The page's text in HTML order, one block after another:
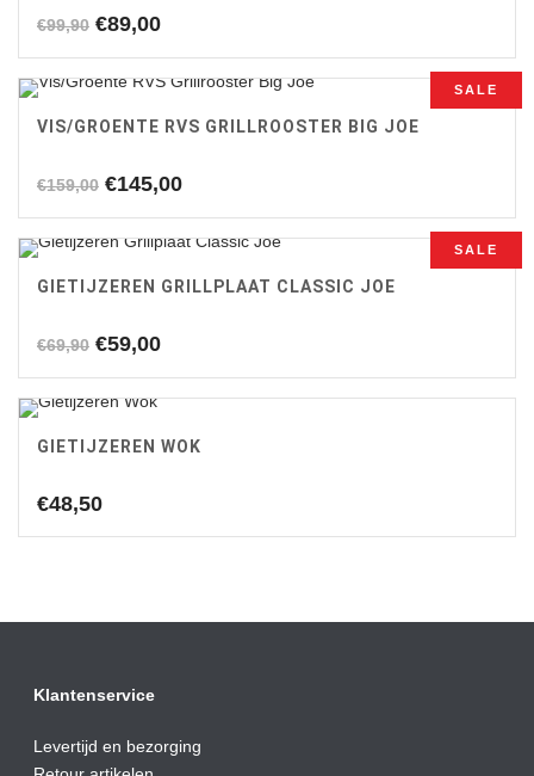
€99,90 Oorspronkelijke
was:
€89,00Huidige
is:
SALE
VIS/GROENTE RVS GRILLROOSTER BIG JOE
€159,00 Oorspronkelijke
was:
€145,00Huidige
is:
SALE
GIETIJZEREN GRILLPLAAT CLASSIC JOE
€69,90 Oorspronkelijke
was:
€59,00Huidige
is:
GIETIJZEREN WOK
€48,50
Klantenservice
Levertijd en bezorging